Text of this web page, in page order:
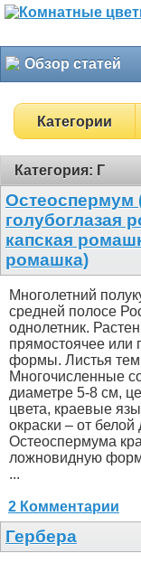
Обзор статей
Категории
Категория: Г
Остеоспермум
голубоглазая
капская
ромашка)
Многолетний
средней полосе
однолетник.
прямостоячее или
формы. Листья
Многочисленные
диаметре 5-8 см,
цвета, краевые
окраски – от
Остеоспермума
ложновидную
...
2 Комментарии
Гербера